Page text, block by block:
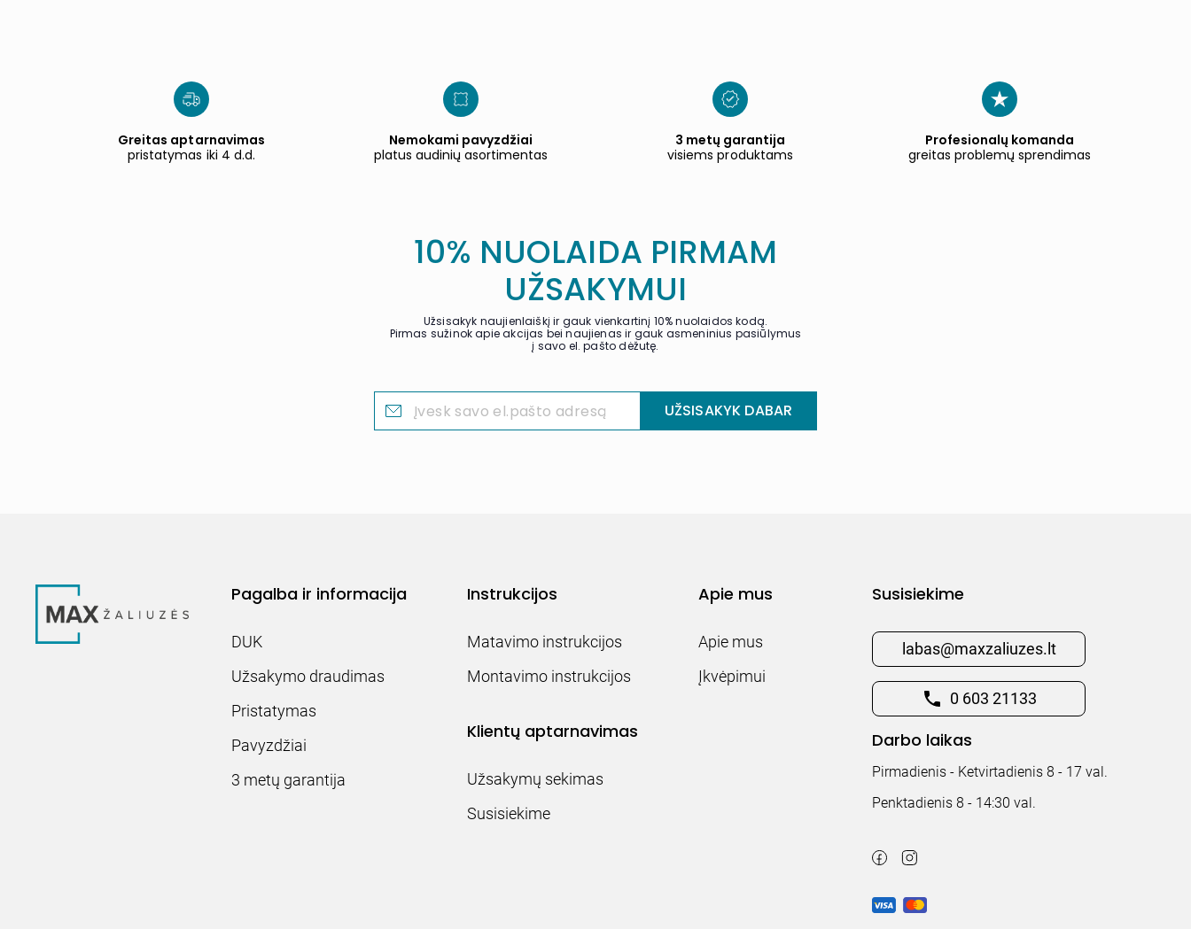
Greitas aptarnavimas
pristatymas iki 4 d.d.
Nemokami pavyzdžiai
platus audinių asortimentas
3 metų garantija
visiems produktams
Profesionalų komanda
greitas problemų sprendimas
10% NUOLAIDA PIRMAM
UŽSAKYMUI
Užsisakyk naujienlaiškį ir gauk vienkartinį 10% nuolaidos kodą.
Pirmas sužinok apie akcijas bei naujienas ir gauk asmeninius pasiūlymus
į savo el. pašto dėžutę.
UŽSISAKYK DABAR
Pagalba ir informacija
DUK
Užsakymo draudimas
Pristatymas
Pavyzdžiai
3 metų garantija
Instrukcijos
Matavimo instrukcijos
Montavimo instrukcijos
Klientų aptarnavimas
Užsakymų sekimas
Susisiekime
Apie mus
Apie mus
Įkvėpimui
Susisiekime
labas@maxzaliuzes.lt
0 603 21133
Darbo laikas
Pirmadienis - Ketvirtadienis 8 - 17 val.
Penktadienis 8 - 14:30 val.